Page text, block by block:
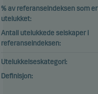
% av referanseindeksen som er
utelukket:
Antall utelukkede selskaper i
referanseindeksen:
Utelukkelseskategori:
Definisjon: